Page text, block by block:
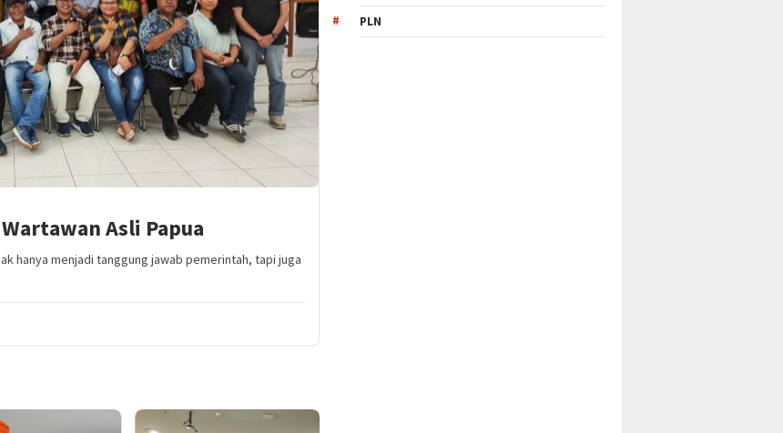
Asli Papua
hanya menjadi tanggung jawab pemerintah, tapi juga
PLN